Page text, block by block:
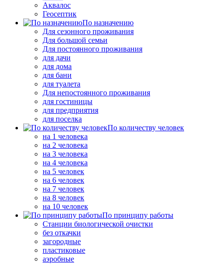
Аквалос
Геосептик
По назначению
Для сезонного проживания
Для большой семьи
Для постоянного проживания
для дачи
для дома
для бани
для туалета
Для непостоянного проживания
для гостиницы
для предприятия
для поселка
По количеству человек
на 1 человека
на 2 человека
на 3 человека
на 4 человека
на 5 человек
на 6 человек
на 7 человек
на 8 человек
на 10 человек
По принципу работы
Станции биологической очистки
без откачки
загородные
пластиковые
аэробные